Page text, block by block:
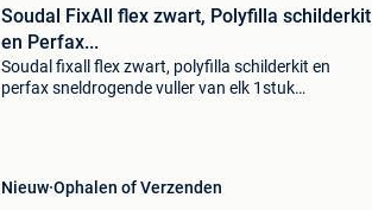
Soudal FixAll flex zwart, Polyfilla schilderkit
en Perfax...
Soudal fixall flex zwart, polyfilla schilderkit en
perfax sneldrogende vuller van elk 1stuk
Nieuw Ophalen of Verzenden